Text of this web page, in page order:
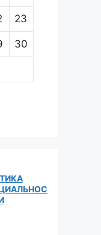
23
30